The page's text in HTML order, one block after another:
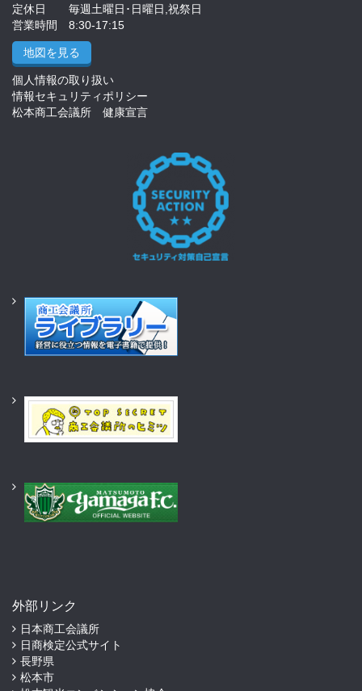
定休日 毎週土曜日･日曜日,祝祭日
営業時間 8:30-17:15
地図を見る
個人情報の取り扱い
情報セキュリティポリシー
松本商工会議所 健康宣言
外部リンク
日本商工会議所
日商検定公式サイト
長野県
松本市